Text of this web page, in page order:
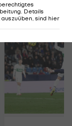
Details
sind hier